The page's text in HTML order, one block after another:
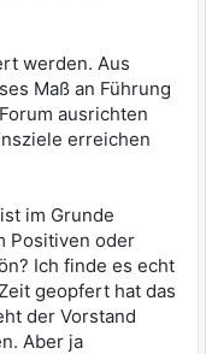
werden. Aus
Maß an Führung
ausrichten
erreichen
im Grunde
Positiven oder
Ich finde es echt
geopfert hat das
der Vorstand
Aber ja